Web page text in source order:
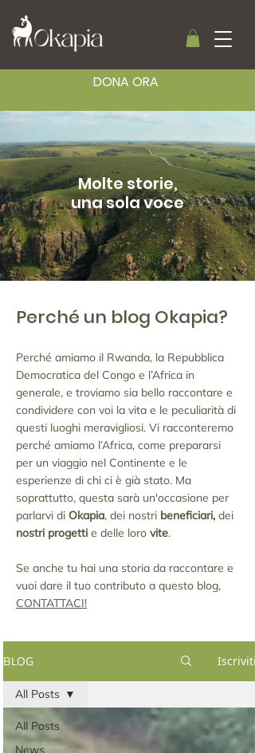
DONA ORA
Molte storie,
una sola voce
Perché un blog Okapia?
Perché amiamo il Rwanda, la Repubblica
Democratica del Congo e l’Africa in
generale, e troviamo sia bello raccontare e
condividere con voi la vita e le peculiarità di
questi luoghi meravigliosi. Vi racconteremo
perché amiamo l’Africa, come prepararsi
per un viaggio nel Continente e le
esperienze di chi ci è già stato. Ma
soprattutto, questa sarà un'occasione per
parlarvi di Okapia, dei nostri beneficiari, dei
nostri progetti e delle loro vite.
Se anche tu hai una storia da raccontare e
vuoi dare il tuo contributo a questo blog,
CONTATTACI!
BLOG Iscriviti
All Posts
News
All Posts